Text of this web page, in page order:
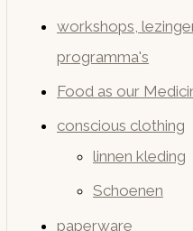
workshops,
programma's
Food as our
conscious clothing
linnen kleding
Schoenen
paperware